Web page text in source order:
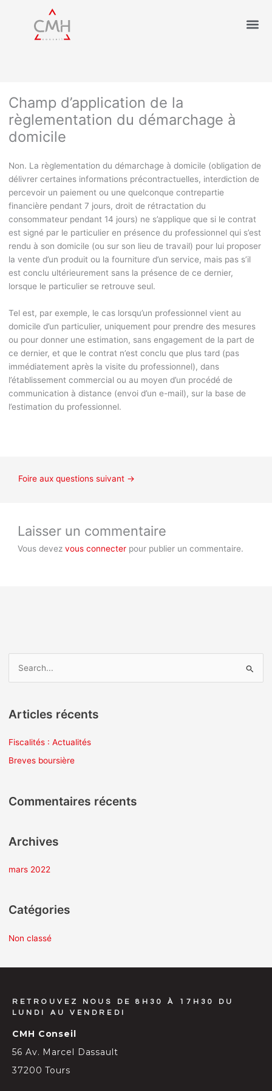
Champ d’application de la
règlementation du démarchage à
domicile
Non. La règlementation du démarchage à domicile (obligation de
délivrer certaines informations précontractuelles, interdiction de
percevoir un paiement ou une quelconque contrepartie
financière pendant 7 jours, droit de rétractation du
consommateur pendant 14 jours) ne s’applique que si le contrat
est signé par le particulier en présence du professionnel qui s’est
rendu à son domicile (ou sur son lieu de travail) pour lui proposer
la vente d’un produit ou la fourniture d’un service, mais pas s’il
est conclu ultérieurement sans la présence de ce dernier,
lorsque le particulier se retrouve seul.
Tel est, par exemple, le cas lorsqu’un professionnel vient au
domicile d’un particulier, uniquement pour prendre des mesures
ou pour donner une estimation, sans engagement de la part de
ce dernier, et que le contrat n’est conclu que plus tard (pas
immédiatement après la visite du professionnel), dans
l’établissement commercial ou au moyen d’un procédé de
communication à distance (envoi d’un e-mail), sur la base de
l’estimation du professionnel.
Foire aux questions suivant →
Laisser un commentaire
Vous devezvous connecter pour publier un commentaire.
h
e
Articles récents
Fiscalités : Actualités
Breves boursière
Commentaires récents
Archives
mars 2022
Catégories
Non classé
RETROUVEZ NOUS DE 8H30 À 17H30 DU
LUNDI AU VENDREDI
CMH Conseil
56 Av. Marcel Dassault
37200 Tours